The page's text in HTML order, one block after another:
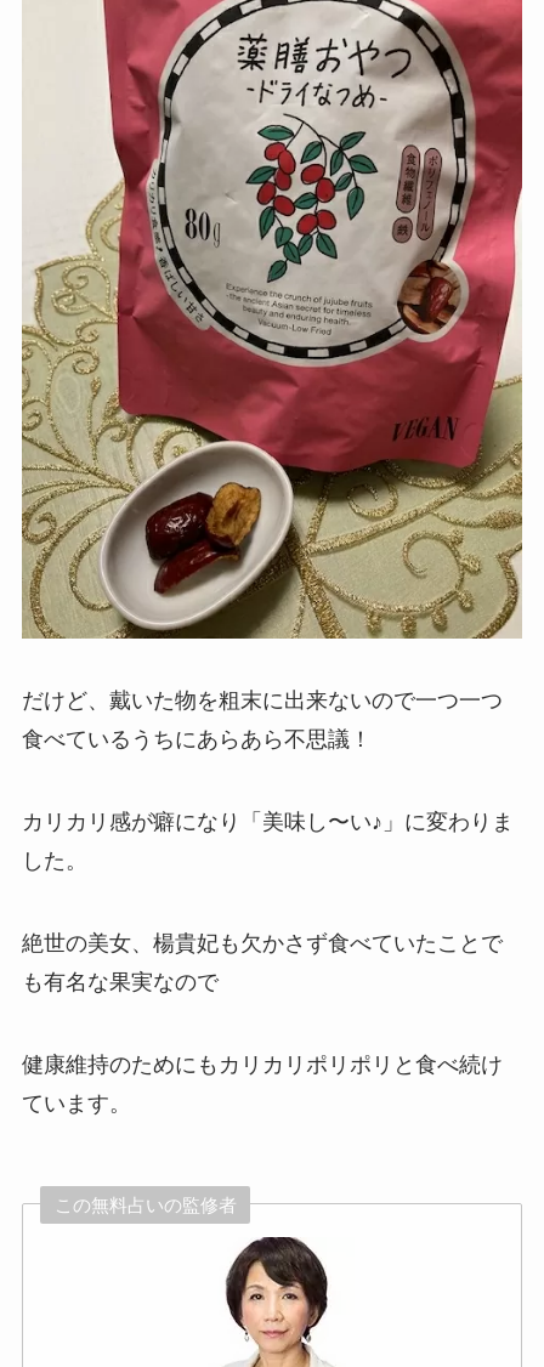
だけど、戴いた物を粗末に出来ないので一つ一つ
食べているうちにあらあら不思議！
カリカリ感が癖になり「美味し〜い♪」に変わりま
した。
絶世の美女、楊貴妃も欠かさず食べていたことで
も有名な果実なので
健康維持のためにもカリカリポリポリと食べ続け
ています。
この無料占いの監修者